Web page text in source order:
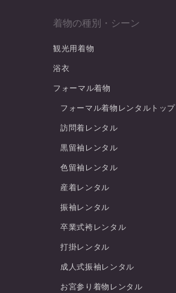
着物の種別・シーン
観光用着物
浴衣
フォーマル着物
フォーマル着物レンタルトップ
訪問着レンタル
黒留袖レンタル
色留袖レンタル
産着レンタル
振袖レンタル
卒業式袴レンタル
打掛レンタル
成人式振袖レンタル
お宮参り着物レンタル